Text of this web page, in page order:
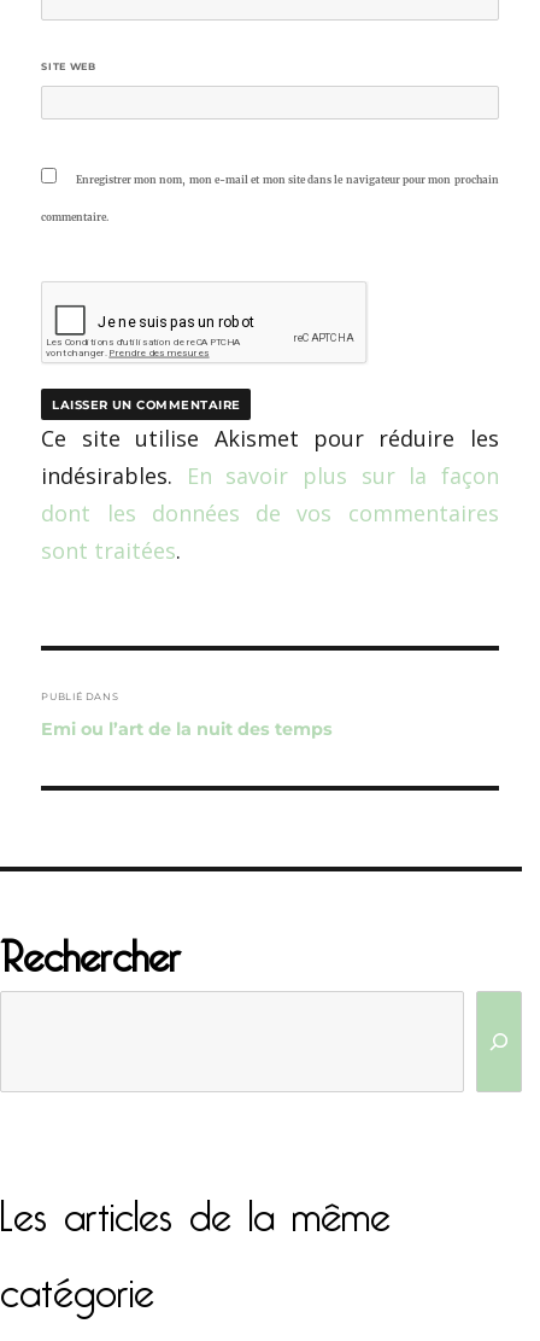
SITE WEB
Enregistrer mon nom, mon e-mail et mon site dans le navigateur pour mon prochain
commentaire.
Ce site utilise Akismet pour réduire les
indésirables. En savoir plus sur la façon
dont les données de vos commentaires
sont traitées.
de
l’article
PUBLIÉ DANS
Emi ou l’art de la nuit des temps
Rechercher
Les articles de la même
catégorie